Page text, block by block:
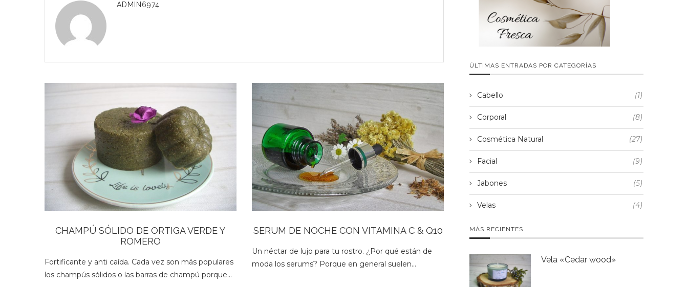
ADMIN6974
CHAMPÚ SÓLIDO DE ORTIGA VERDE Y
ROMERO
Fortificante y anti caída. Cada vez son más populares
los champús sólidos o las barras de champú porque…
SERUM DE NOCHE CON VITAMINA C & Q10
Un néctar de lujo para tu rostro. ¿Por qué están de
moda los serums? Porque en general suelen…
ÚLTIMAS ENTRADAS POR CATEGORÍAS
Cabello (1)
Corporal (8)
Cosmética Natural (27)
Facial (9)
Jabones (5)
Velas (4)
MÁS RECIENTES
Vela «Cedar wood»